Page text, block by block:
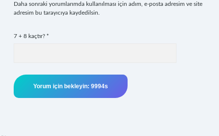
Daha sonraki yorumlarımda kullanılması için adım, e-posta adresim ve site
adresim bu tarayıcıya kaydedilsin.
7 + 8 kaçtır? *